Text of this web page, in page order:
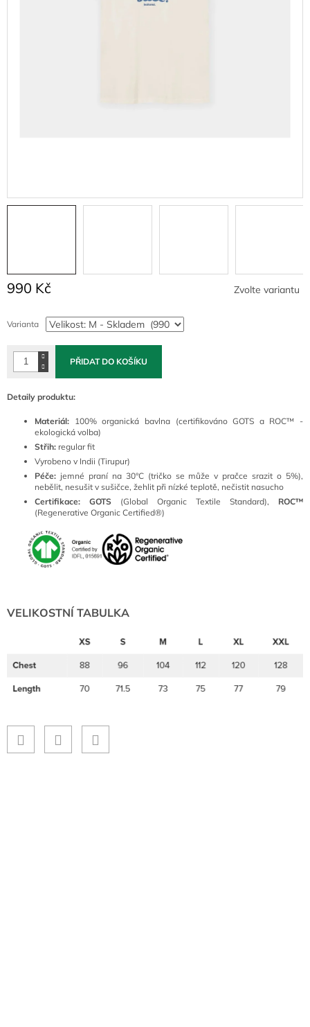
990 Kč
cena:
Zvolte variantu
Varianta
PŘIDAT DO KOŠÍKU
Detaily produktu:
Materiál: 100% organická bavlna (certifikováno GOTS a ROC™ -
ekologická volba)
Střih: regular fit
Vyrobeno v Indii (Tirupur)
Péče: jemné praní na 30°C (tričko se může v pračce srazit o 5%),
nebělit, nesušit v sušičce, žehlit při nízké teplotě, nečistit nasucho
Certifikace: GOTS (Global Organic Textile Standard), ROC™
(Regenerative Organic Certified®)
VELIKOSTNÍ TABULKA